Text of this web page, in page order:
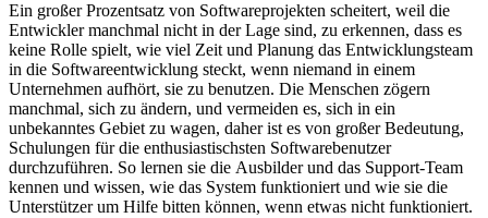
Ein großer Prozentsatz von Softwareprojekten scheitert, weil die
Entwickler manchmal nicht in der Lage sind, zu erkennen, dass es
keine Rolle spielt, wie viel Zeit und Planung das Entwicklungsteam
in die Softwareentwicklung steckt, wenn niemand in einem
Unternehmen aufhört, sie zu benutzen. Die Menschen zögern
manchmal, sich zu ändern, und vermeiden es, sich in ein
unbekanntes Gebiet zu wagen, daher ist es von großer Bedeutung,
Schulungen für die enthusiastischsten Softwarebenutzer
durchzuführen. So lernen sie die Ausbilder und das Support-Team
kennen und wissen, wie das System funktioniert und wie sie die
Unterstützer um Hilfe bitten können, wenn etwas nicht funktioniert.